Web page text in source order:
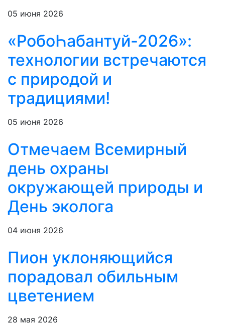
05 июня 2026
«РобоҺабантуй-2026»:
технологии встречаются
с природой и
традициями!
05 июня 2026
Отмечаем Всемирный
день охраны
окружающей природы и
День эколога
04 июня 2026
Пион уклоняющийся
порадовал обильным
цветением
28 мая 2026